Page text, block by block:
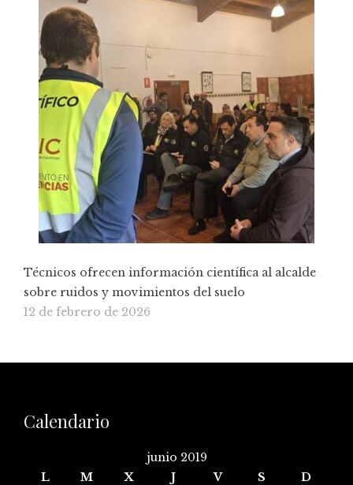
Técnicos ofrecen información científica al alcalde
sobre ruidos y movimientos del suelo
12 de febrero de 2026
Calendario
junio 2019
L
M X J V S
D